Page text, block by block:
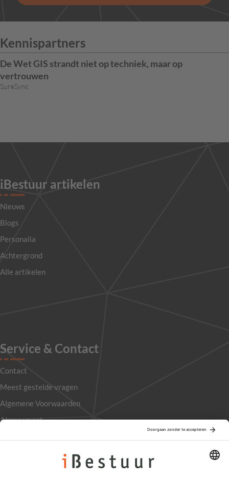
Kennispartners
De Wet GIS strandt niet op techniek, maar op
vertrouwen
SureSync
iBestuur artikelen
Nieuws
Blogs
Personalia
Achtergrond
Alle artikelen
Service & Contact
Contact
Meest gestelde vragen
Algemene Voorwaarden
Abonnement